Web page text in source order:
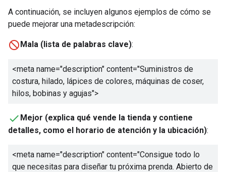
A continuación, se incluyen algunos ejemplos de cómo se
puede mejorar una metadescripción:
Mala (lista de palabras clave):
<meta name="description" content="Suministros de
costura, hilado, lápices de colores, máquinas de coser,
hilos, bobinas y agujas">
Mejor (explica qué vende la tienda y contiene
detalles, como el horario de atención y la ubicación):
<meta name="description" content="Consigue todo lo
que necesitas para diseñar tu próxima prenda. Abierto de